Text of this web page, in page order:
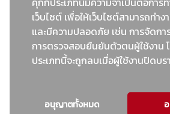
เว็บไซต์ เพื่อให้เว็บไซต์สามารถทำ
และมีความปลอดภัย เช่น การจัดกา
การตรวจสอบยืนยันตัวตนผู้ใช้งาน
ประเภทนี้จะถูกลบเมื่อผู้ใช้งานปิดบร
อนุญาตทั้งหมด
ข่าวสาร/ประกาศ
: เอกสารส่งเสริมความโปร่งใสในการจัดซื้อจัดจ้าง
ข่าวสารจัดซื้อจัดจ้าง
: แผนการจัดซื้อจัดจ้าง